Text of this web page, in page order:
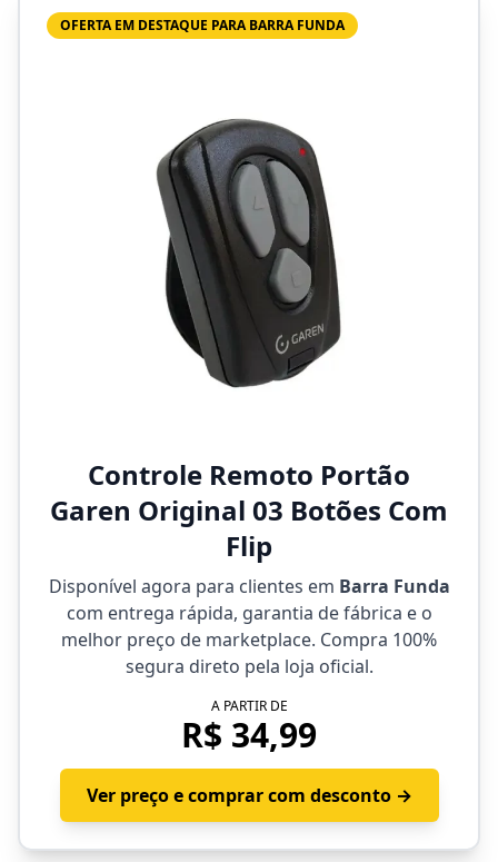
OFERTA EM DESTAQUE PARA BARRA FUNDA
Controle Remoto Portão
Garen Original 03 Botões Com
Flip
Disponível agora para clientes em Barra Funda
com entrega rápida, garantia de fábrica e o
melhor preço de marketplace. Compra 100%
segura direto pela loja oficial.
A PARTIR DE
R$ 34,99
Ver preço e comprar com desconto →